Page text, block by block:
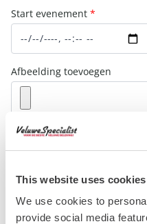
This website uses cookies
We use cookies to
provide social media
Start evenement *
Afbeelding toevoegen
Adres evenement
Plaats evenement *